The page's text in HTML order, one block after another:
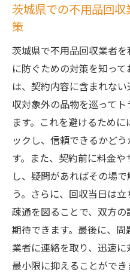
茨城県での不用品回
策
茨城県で不用品回収業者
に防ぐための対策を知っ
は、契約内容に含まれな
収対象外の品物を巡って
ます。これを避けるため
ックし、信頼できるかど
す。また、契約前に料金
し、疑問があればその場
う。さらに、回収当日は
疎通を図ることで、双方
期待できます。最後に、
業者に連絡を取り、迅速
最小限に抑えることがで